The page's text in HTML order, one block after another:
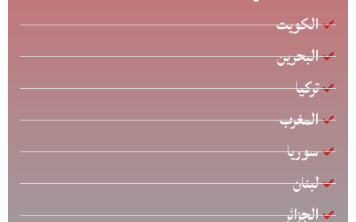
الكويت
البحرين
تركيا
المغرب
سوريا
لبنان
الجزائر